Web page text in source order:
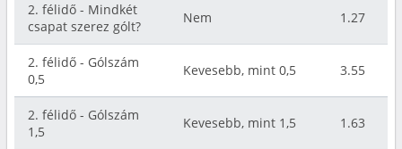
2. félidő - Mindkét
csapat szerez gólt?
Nem 1.27
2. félidő - Gólszám
0,5
Kevesebb, mint 0,5 3.55
2. félidő - Gólszám
1,5
Kevesebb, mint 1,5 1.63